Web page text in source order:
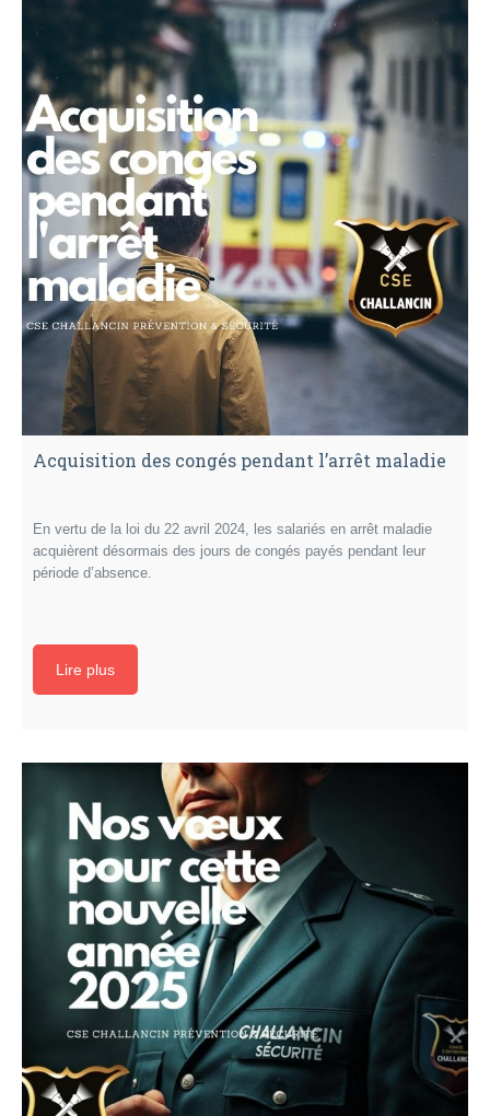
Acquisition des congés pendant l’arrêt maladie
En vertu de la loi du 22 avril 2024, les salariés en arrêt maladie
acquièrent désormais des jours de congés payés pendant leur
période d’absence.
Lire plus